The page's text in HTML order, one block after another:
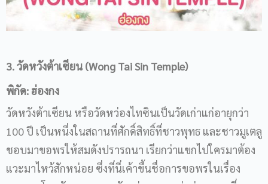
3. วัดหวังต้าเซียน (Wong Tai Sin Temple)
พิกัด: ฮ่องกง
วัดหวังต้าเซียน หรือวัดหว่องไทซินเป็นวัดเก่าแก่อายุกว่า
100 ปี เป็นหนึ่งในสถานที่ศักดิ์สิทธิ์ที่ชาวพุทธ และชาวมูเตลู
ชอบมาขอพรให้สมดังปรารถนา เรียกว่าแขกไปใครมาต้อง
แวะมาไหว้สักหน่อย ซึ่งที่นี่เค้าขึ้นชื่อการขอพรในเรื่อง